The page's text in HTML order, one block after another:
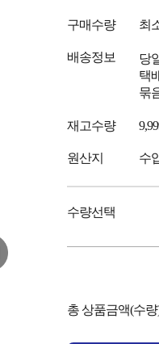
구매수량 최
배송정보 당
택
묶
재고수량
원산지 수
수량선택
총 상품금액(수량